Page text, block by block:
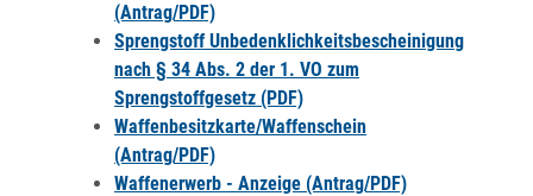
(Antrag/PDF)
Sprengstoff Unbedenklichkeitsbescheinigung
nach § 34 Abs. 2 der 1. VO zum
Sprengstoffgesetz (PDF)
Waffenbesitzkarte/Waffenschein
(Antrag/PDF)
Waffenerwerb - Anzeige (Antrag/PDF)